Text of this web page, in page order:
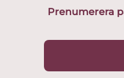
50x60
-
Prenumerera